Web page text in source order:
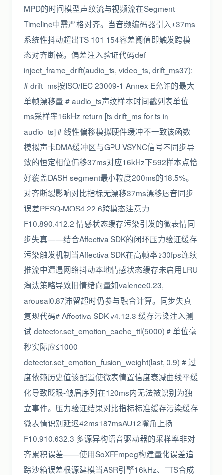
MPD的时间模型声纹流与视频流在Segment
Timeline中需严格对齐。当音频编码器引入±37ms
系统性抖动超出TS 101 154容差阈值即触发跨模
态对齐断裂。偏差注入验证代码def
inject_frame_drift(audio_ts, video_ts, drift_ms37):
# drift_ms按ISO/IEC 23009-1 Annex E允许的最大
单帧漂移量 # audio_ts声纹样本时间戳列表单位
ms采样率16kHz return [ts drift_ms for ts in
audio_ts] # 线性偏移模拟硬件缓冲不一致该函数
模拟声卡DMA缓冲区与GPU VSYNC信号不同步导
致的恒定相位偏移37ms对应16kHz下592样本点恰
好覆盖DASH segment最小粒度200ms的18.5%。
对齐断裂影响对比指标无漂移37ms漂移唇音同步
误差PESQ-MOS4.22.6跨模态注意力
F10.890.412.2 情感状态缓存污染引发的微表情同
步失真——结合Affectiva SDK的闭环压力验证缓存
污染触发机制当Affectiva SDK在高帧率≥30fps连续
推流中遭遇网络抖动本地情感状态缓存未启用LRU
淘汰策略导致旧情绪向量如valence0.23,
arousal0.87滞留超时仍参与融合计算。同步失真
复现代码# Affectiva SDK v4.12.3 缓存污染注入测
试 detector.set_emotion_cache_ttl(5000) # 单位毫
秒实际应≤1000
detector.set_emotion_fusion_weight(last, 0.9) # 过
度依赖历史值该配置使微表情置信度衰减曲线平缓
化导致眨眼-皱眉序列在120ms内无法被识别为独
立事件。压力验证结果对比指标标准缓存污染缓存
微表情识别延迟42ms187msAU12嘴角上扬
F10.910.632.3 多源异构语音驱动器的采样率非对
齐累积误差——使用SoXFFmpeg构建量化误差追
踪沙箱误差根源建模当ASR引擎16kHz、TTS合成